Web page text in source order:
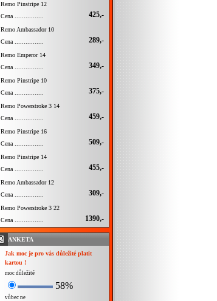
Remo Pinstripe 12
Cena ................
425,-
Remo Ambassador 10
Cena ................
289,-
Remo Emperor 14
Cena ................
349,-
Remo Pinstripe 10
Cena ................
375,-
Remo Powerstroke 3 14
Cena ................
459,-
Remo Pinstripe 16
Cena ................
509,-
Remo Pinstripe 14
Cena ................
455,-
Remo Ambassador 12
Cena ................
309,-
Remo Powerstroke 3 22
Cena ................
1390,-
ANKETA
Jak moc je pro vás důležité platit
kartou !
moc důležité
58%
vůbec ne